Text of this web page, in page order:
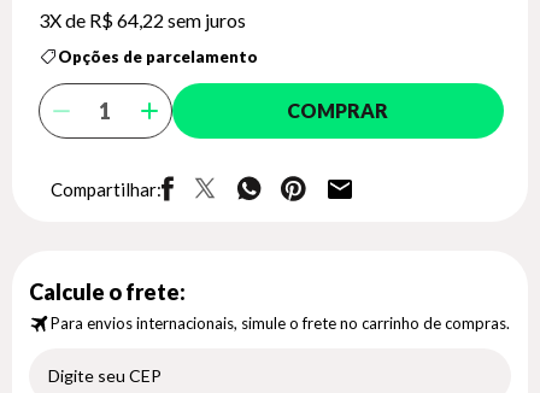
3X de R$ 64,22 sem juros
Opções de parcelamento
COMPRAR
Compartilhar:
Calcule o frete:
Para envios internacionais, simule o frete no carrinho de compras.